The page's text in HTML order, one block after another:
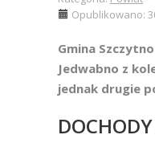
Opublikowano:
Gmina
Jedwabno z
jednak drugie